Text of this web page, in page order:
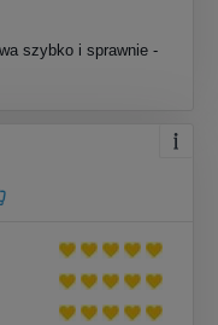
szybko i sprawnie -